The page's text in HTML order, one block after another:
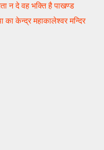
न दे वह भक्ति है पाखण्ड
केन्द्र महाकालेश्वर मन्दिर